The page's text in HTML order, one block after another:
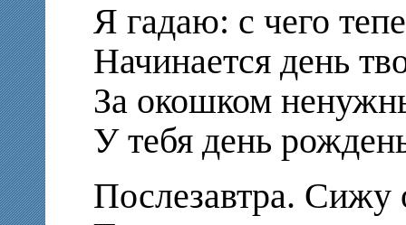
Я гадаю: с чего
Начинается день
За окошком
У тебя день
Послезавтра. Сижу